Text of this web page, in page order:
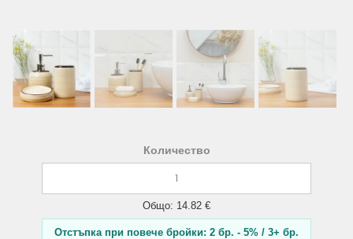
Количество
Общо: 14.82 €
Отстъпка при повече бройки: 2 бр. - 5% / 3+ бр.